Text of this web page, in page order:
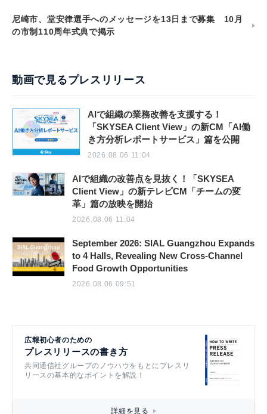
尼崎市、堂安律選手へのメッセージを13日まで募集 10月
の市制110周年式典で掲示
動画で見るプレスリリース
AIで組織の業務改善を支援する！
「SKYSEA Client View」の新CM「AI働
き方分析レポートサービス」篇を公開
2026.08.06 11:04
AIで組織の改善点を見抜く！「SKYSEA
Client View」の新テレビCM「チームの変
革」篇の放映を開始
2026.08.06 11:04
September 2026: SIAL Guangzhou Expands
to 4 Halls, Revealing New Cross-Channel
Food Growth Opportunities
2026.08.06 09:51
広報初心者のための
プレスリリースの書き方
共同通信社グループのノウハウをもとにプレスリ
リースの基本的なポイントを解説！
詳細を見る